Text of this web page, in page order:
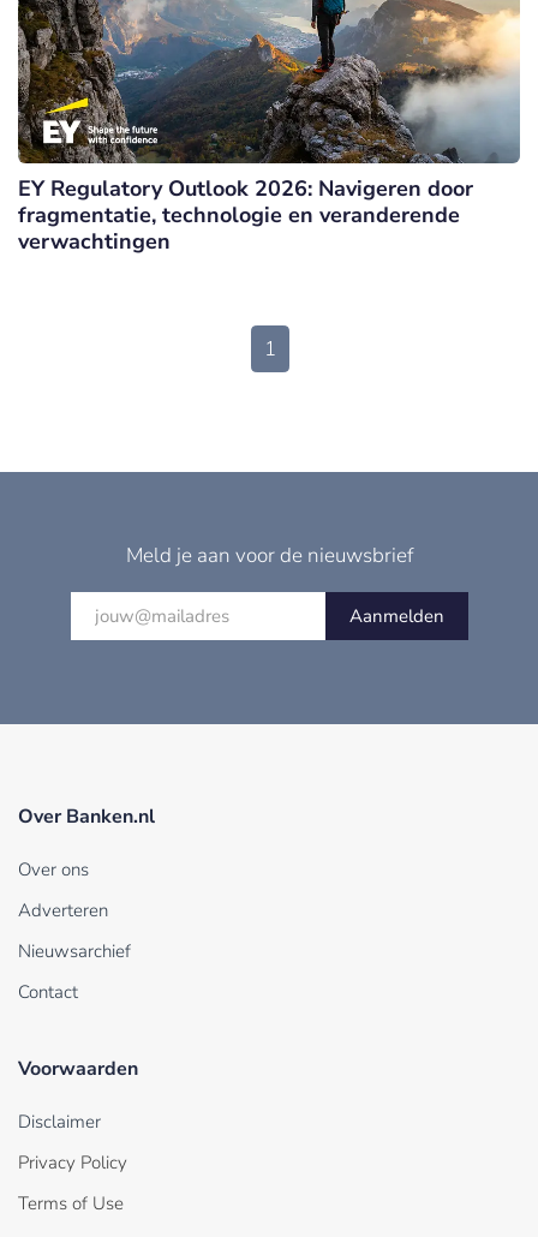
EY Regulatory Outlook 2026: Navigeren door
fragmentatie, technologie en veranderende
verwachtingen
1
Meld je aan voor de nieuwsbrief
Aanmelden
Over Banken.nl
Over ons
Adverteren
Nieuwsarchief
Contact
Voorwaarden
Disclaimer
Privacy Policy
Terms of Use